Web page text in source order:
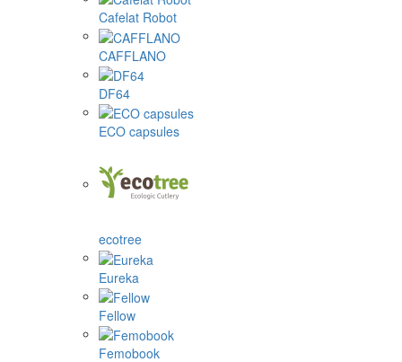
Cafelat Robot
CAFFLANO
DF64
ECO capsules
ecotree
Eureka
Fellow
Femobook